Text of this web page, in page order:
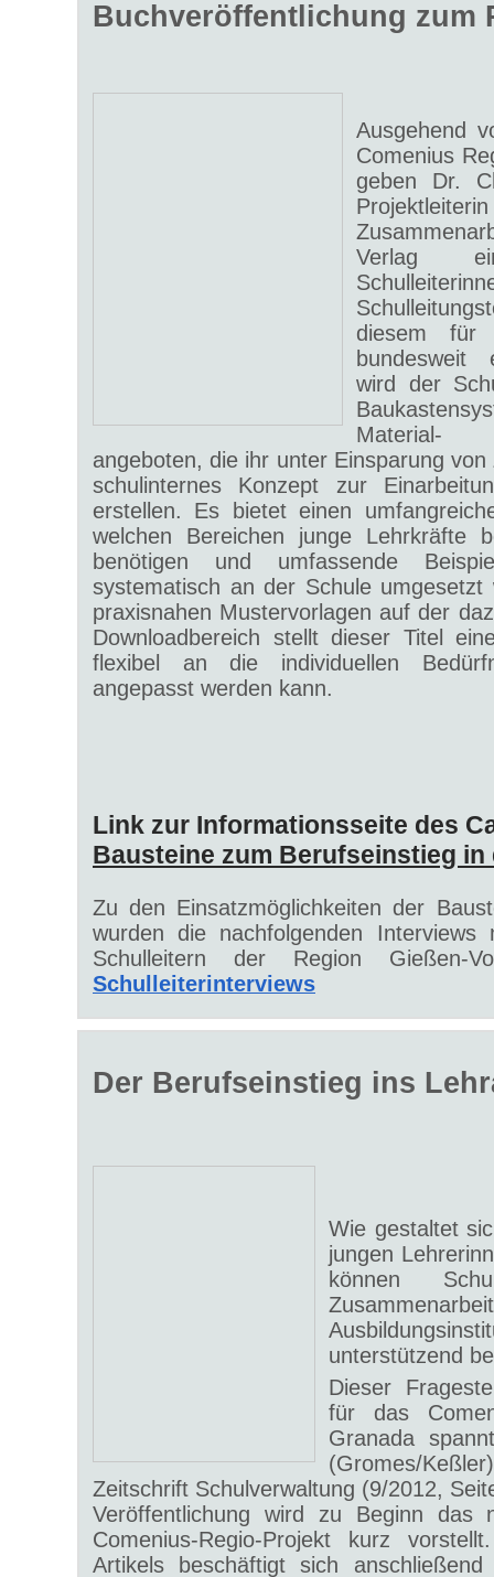
Buchveröffentlichung zum
Ausgehend
Comenius
geben Dr.
Verlag
diesem für
bundesweit
wird der
Material-
angeboten, die ihr unter Einsparung
schulinternes Konzept zur
erstellen. Es bietet einen
welchen Bereichen junge Lehrkräfte
benötigen und umfassende
systematisch an der Schule
praxisnahen Mustervorlagen auf der
Downloadbereich stellt dieser Titel
flexibel an die individuellen
angepasst werden kann.
Link zur Informationsseite des
Bausteine zum Berufseinstieg in
Zu den Einsatzmöglichkeiten der
wurden die nachfolgenden Interviews
Schulleitern der Region Gießen-
Schulleiterinterviews
Der Berufseinstieg ins
Wie gestaltet
jungen
können
unterstützend
Dieser
für das
Granada
(Gromes/
Zeitschrift Schulverwaltung (9/2012,
Veröffentlichung wird zu Beginn das
Comenius-Regio-Projekt kurz
Artikels beschäftigt sich